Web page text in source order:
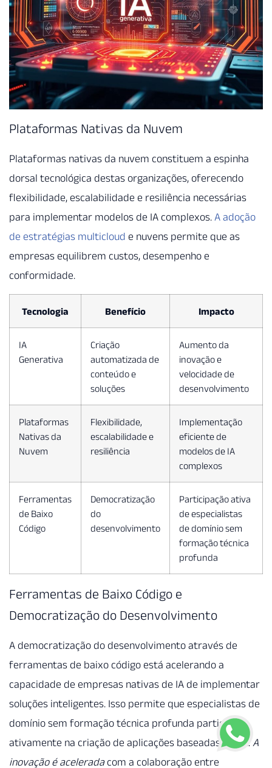
Plataformas Nativas da Nuvem
Plataformas nativas da nuvem constituem a espinha
dorsal tecnológica destas organizações, oferecendo
flexibilidade, escalabilidade e resiliência necessárias
para implementar modelos de IA complexos. A adoção
de estratégias multicloud e nuvens permite que as
empresas equilibrem custos, desempenho e
conformidade.
Tecnologia Benefício Impacto
IA
Generativa
Criação
automatizada de
conteúdo e
soluções
Aumento da
inovação e
velocidade de
desenvolvimento
Plataformas
Nativas da
Nuvem
Flexibilidade,
escalabilidade e
resiliência
Implementação
eficiente de
modelos de IA
complexos
Ferramentas
de Baixo
Código
Democratização
do
desenvolvimento
Participação ativa
de especialistas
de domínio sem
formação técnica
profunda
Ferramentas de Baixo Código e
Democratização do Desenvolvimento
A democratização do desenvolvimento através de
ferramentas de baixo código está acelerando a
capacidade de empresas nativas de IA de implementar
soluções inteligentes. Isso permite que especialistas de
domínio sem formação técnica profunda participem
ativamente na criação de aplicações baseadas em IA. A
inovação é aceleradacom a colaboração entre